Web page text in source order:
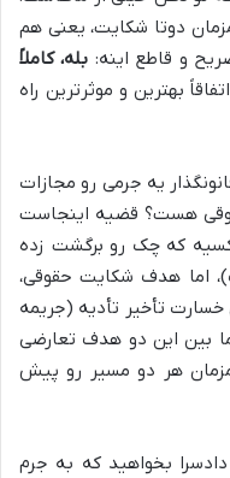
دوتا شکایت، یعنی هم
و قاطع اینه: بله، کاملاً
بهترین و موثرترین راه
یه جرمی رو مجازات
هست؟ قضیه اینجاست
که چک رو برگشت زده
اما هدف شکایت حقوقی،
تأخیر تأدیه (جریمه
بین این دو هدف تعارضی
هر دو مسیر رو پیش
بخواهید که به جرم